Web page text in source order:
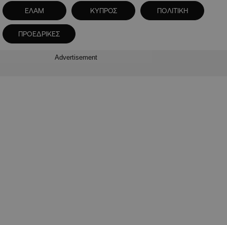
ΕΛΑΜ ΚΥΠΡΟΣ ΠΟΛΙΤΙΚΗ
ΠΡΟΕΔΡΙΚΕΣ
Advertisement